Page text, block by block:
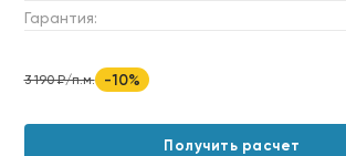
Гарантия:
3 190 ₽/п.м. -10%
Получить расчет